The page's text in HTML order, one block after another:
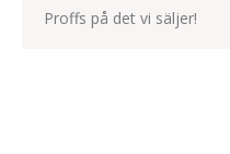
Proffs på det vi säljer!